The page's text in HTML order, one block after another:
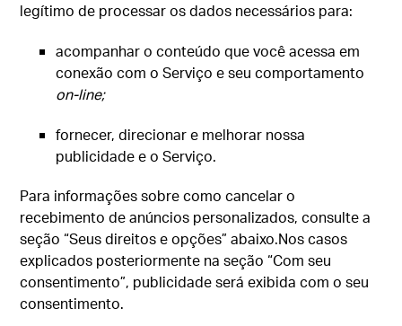
legítimo de processar os dados necessários para:
acompanhar o conteúdo que você acessa em
conexão com o Serviço e seu comportamento
on-line;
fornecer, direcionar e melhorar nossa
publicidade e o Serviço.
Para informações sobre como cancelar o
recebimento de anúncios personalizados, consulte a
seção “Seus direitos e opções” abaixo.Nos casos
explicados posteriormente na seção “Com seu
consentimento”, publicidade será exibida com o seu
consentimento.